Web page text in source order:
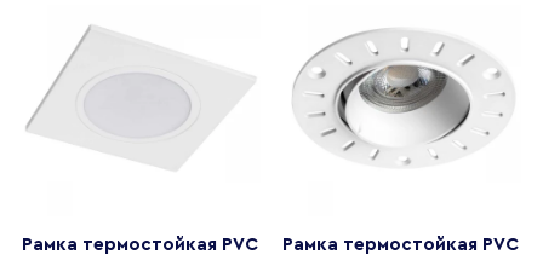
Рамка термостойкая PVC
Рамка термостойкая PVC